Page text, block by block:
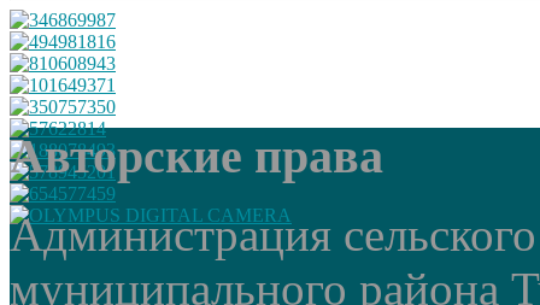
Авторские права
Администрация
муниципального района